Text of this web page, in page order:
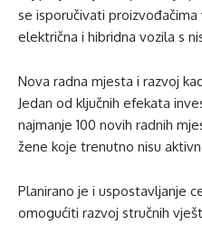
se isporučivati proizvođačima
električna i hibridna vozila s
Nova radna mjesta i razvoj
Jedan od ključnih efekata
najmanje 100 novih radnih
žene koje trenutno nisu
Planirano je i uspostavljanje
omogućiti razvoj stručnih